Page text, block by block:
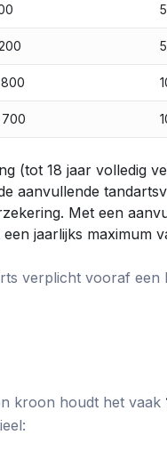
700
(tot 18 jaar volledig
aanvullende
Met een
jaarlijks maximum
verplicht vooraf een
kroon houdt het vaak